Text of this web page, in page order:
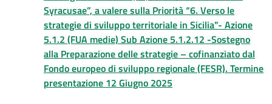
Syracusae”, a valere sulla Priorità “6. Verso le
strategie di sviluppo territoriale in Sicilia”- Azione
5.1.2 (FUA medie) Sub Azione 5.1.2.12 -Sostegno
alla Preparazione delle strategie – cofinanziato dal
Fondo europeo di sviluppo regionale (FESR). Termine
presentazione 12 Giugno 2025